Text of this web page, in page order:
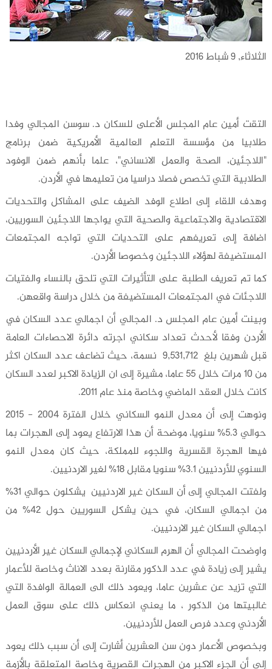
الثلاثاء, 9 شباط 2016
التقت أمين عام المجلس الأعلى للسكان د. سوسن المجالي وفدا
طلابيا من مؤسسة التعلم العالمية الأمريكية ضمن برنامج
"اللاجئين، الصحة والعمل الانساني"، علما بأنهم ضمن الوفود
الطلابية التي تخصص فصلا دراسيا من تعليمها في الأردن.
وهدف اللقاء إلى اطلاع الوفد الضيف على المشاكل والتحديات
الاقتصادية والاجتماعية والصحية التي يواجها اللاجئين السوريين،
اضافة إلى تعريفهم على التحديات التي تواجه المجتمعات
المستضيفة لهؤلاء اللاجئين وخصوصا الأردن.
كما تم تعريف الطلبة على التأثيرات التي تلحق بالنساء والفتيات
اللاجئات في المجتمعات المستضيفة من خلال دراسة واقعهن.
وبينت أمين عام المجلس د. المجالي أن اجمالي عدد السكان في
الأردن وفقا لأحدث تعداد سكاني اجرته دائرة الاحصاءات العامة
قبل شهرين بلغ 9,531,712 نسمة، حيث تضاعف عدد السكان اكثر
من 10 مرات خلال 55 عاما، مشيرة إلى ان الزيادة الاكبر لعدد السكان
كانت خلال العقد الماضي وخاصة منذ عام 2011.
ونوهت إلى أن معدل النمو السكاني خلال الفترة 2004 - 2015
حوالي 5.3% سنويا، موضحة أن هذا الارتفاع يعود إلى الهجرات بما
فيها الهجرة القسرية واللجوء للمملكة، حيث كان معدل النمو
السنوي للأردنيين 3.1% سنويا مقابل 18% لغير الاردنيين.
ولفتت المجالي إلى أن السكان غير الاردنيين يشكلون حوالي 31%
من اجمالي السكان، في حين يشكل السوريين حول 42% من
اجمالي السكان غير الاردنيين.
واوضحت المجالي أن الهرم السكاني لإجمالي السكان غير الأردنيين
يشير إلى زيادة في عدد الذكور مقارنة بعدد الاناث وخاصة للأعمار
التي تزيد عن عشرين عاما، ويعود ذلك الى العمالة الوافدة التي
غالبيتها من الذكور ، ما يعني انعكاس ذلك على سوق العمل
الأردني وعدد فرص العمل للأردنيين.
وبخصوص الأعمار دون سن العشرين أشارت إلى أن سبب ذلك يعود
إلى أن الجزء الاكبر من الهجرات القصرية وخاصة المتعلقة بالأزمة